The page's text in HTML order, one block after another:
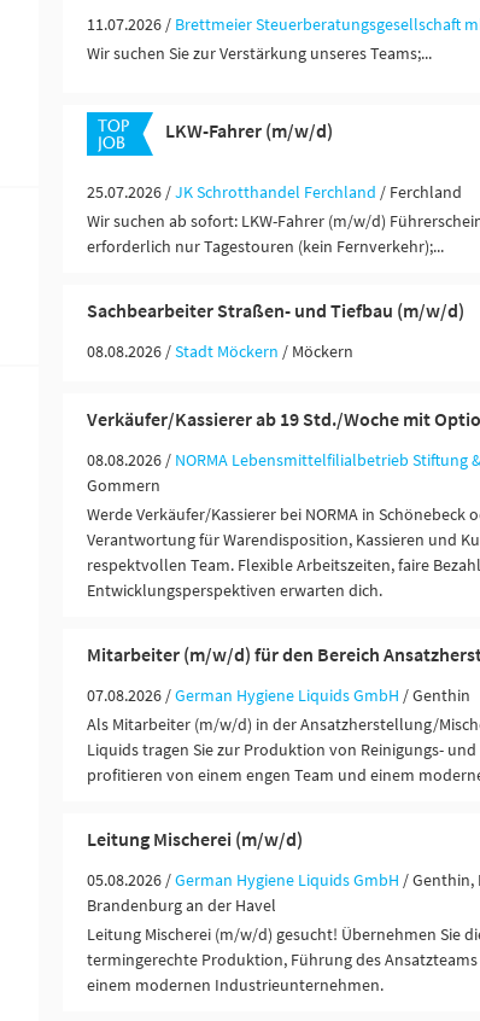
11.07.2026 / Brettmeier Steuerberatungsgesellschaft
Wir suchen Sie zur Verstärkung unseres Teams;...
LKW-Fahrer (m/w/d)
25.07.2026 /JK Schrotthandel Ferchland / Ferchland
Wir suchen ab sofort: LKW-Fahrer (m/w/d)
erforderlich nur Tagestouren (kein Fernverkehr);...
Sachbearbeiter Straßen- und Tiefbau (m/w/d)
08.08.2026 /Stadt Möckern / Möckern
Verkäufer/Kassierer ab 19 Std./Woche mit
08.08.2026 / NORMA Lebensmittelfilialbetrieb Stiftung
Gommern
Werde Verkäufer/Kassierer bei NORMA in
Verantwortung für Warendisposition, Kassieren und
respektvollen Team. Flexible Arbeitszeiten, faire
Entwicklungsperspektiven erwarten dich.
Mitarbeiter (m/w/d) für den Bereich
07.08.2026 /German Hygiene Liquids GmbH / Genthin
Als Mitarbeiter (m/w/d) in der Ansatzherstellung/
Liquids tragen Sie zur Produktion von Reinigungs-
profitieren von einem engen Team und einem
Leitung Mischerei (m/w/d)
05.08.2026 /German Hygiene Liquids GmbH / Genthin,
Brandenburg an der Havel
Leitung Mischerei (m/w/d) gesucht! Übernehmen Sie
termingerechte Produktion, Führung des
einem modernen Industrieunternehmen.